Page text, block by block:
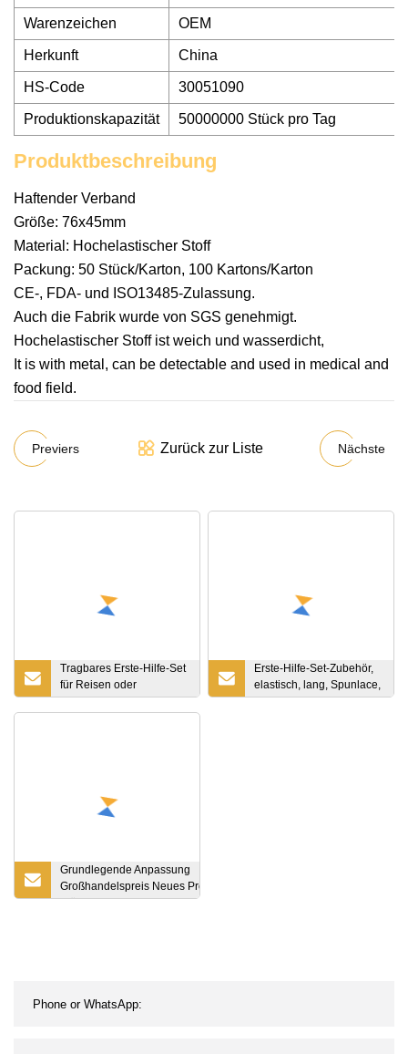
Warenzeichen OEM
Herkunft China
HS-Code 30051090
Produktionskapazität 50000000 Stück pro Tag
Produktbeschreibung
Haftender Verband
Größe: 76x45mm
Material: Hochelastischer Stoff
Packung: 50 Stück/Karton, 100 Kartons/Karton
CE-, FDA- und ISO13485-Zulassung.
Auch die Fabrik wurde von SGS genehmigt.
Hochelastischer Stoff ist weich und wasserdicht,
It is with metal, can be detectable and used in medical and
food field.
Previers Zurück zur Liste Nächste
Tragbares Erste-Hilfe-Set
für Reisen oder
Geschenke
Erste-Hilfe-Set-Zubehör,
elastisch, lang, Spunlace,
nicht
Grundlegende Anpassung
Großhandelspreis Neues Produkt
Wärmetherapiepflaster Feminines